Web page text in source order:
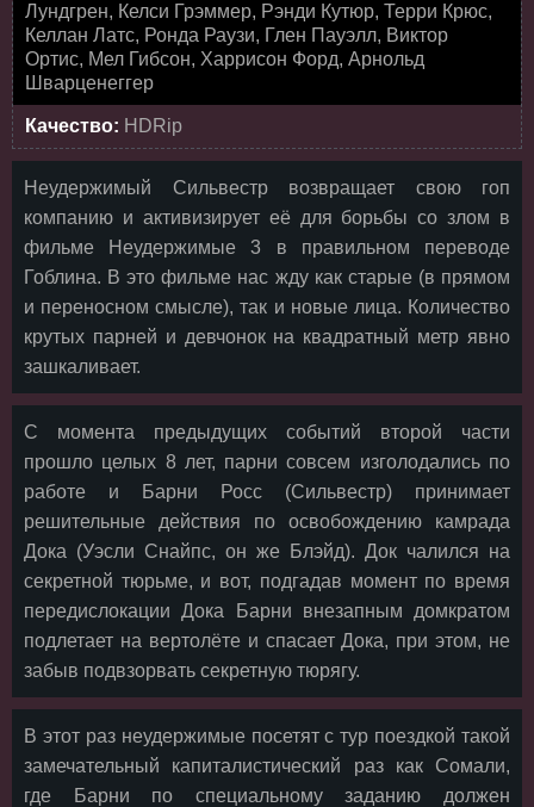
Лундгрен, Келси Грэммер, Рэнди Кутюр, Терри Крюс,
Келлан Латс, Ронда Раузи, Глен Пауэлл, Виктор
Ортис, Мел Гибсон, Харрисон Форд, Арнольд
Шварценеггер
Качество: HDRip
Неудержимый Сильвестр возвращает свою гоп
компанию и активизирует её для борьбы со злом в
фильме Неудержимые 3 в правильном переводе
Гоблина. В это фильме нас жду как старые (в прямом
и переносном смысле), так и новые лица. Количество
крутых парней и девчонок на квадратный метр явно
зашкаливает.
С момента предыдущих событий второй части
прошло целых 8 лет, парни совсем изголодались по
работе и Барни Росс (Сильвестр) принимает
решительные действия по освобождению камрада
Дока (Уэсли Снайпс, он же Блэйд). Док чалился на
секретной тюрьме, и вот, подгадав момент по время
передислокации Дока Барни внезапным домкратом
подлетает на вертолёте и спасает Дока, при этом, не
забыв подвзорвать секретную тюрягу.
В этот раз неудержимые посетят с тур поездкой такой
замечательный капиталистический раз как Сомали,
где Барни по специальному заданию должен